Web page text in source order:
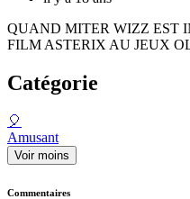
QUAND MITER WIZZ EST
FILM ASTERIX AU JEUX
Catégorie
🎈
Amusant
Voir moins
Commentaires